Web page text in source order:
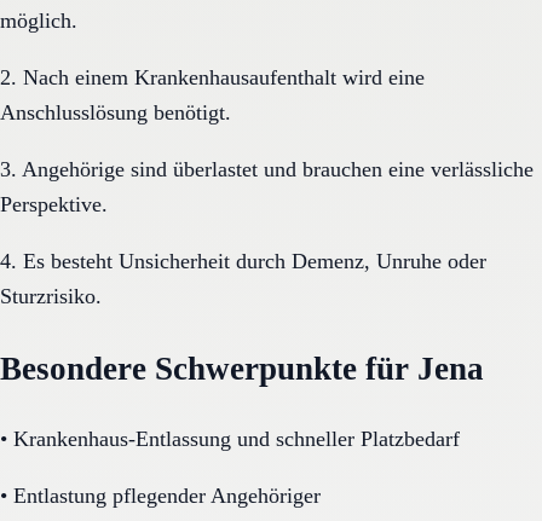
möglich.
2. Nach einem Krankenhausaufenthalt wird eine
Anschlusslösung benötigt.
3. Angehörige sind überlastet und brauchen eine verlässliche
Perspektive.
4. Es besteht Unsicherheit durch Demenz, Unruhe oder
Sturzrisiko.
Besondere Schwerpunkte für Jena
• Krankenhaus-Entlassung und schneller Platzbedarf
• Entlastung pflegender Angehöriger